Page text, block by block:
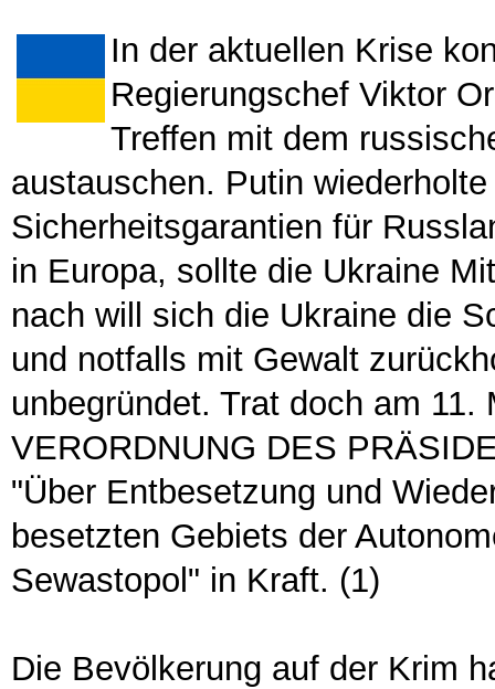
In der aktuellen Krise
Regierungschef Viktor
Treffen mit dem
austauschen. Putin
Sicherheitsgarantien für
in Europa, sollte die Ukraine
nach will sich die Ukraine die
und notfalls mit Gewalt
unbegründet. Trat doch am
VERORDNUNG DES
"Über Entbesetzung und
besetzten Gebiets der
Sewastopol" in Kraft. (1)
Die Bevölkerung auf der Krim